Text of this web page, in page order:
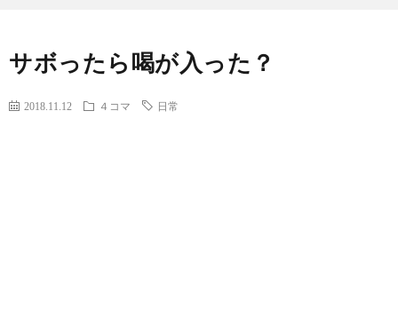
サボったら喝が入った？
2018.11.12 ４コマ 日常